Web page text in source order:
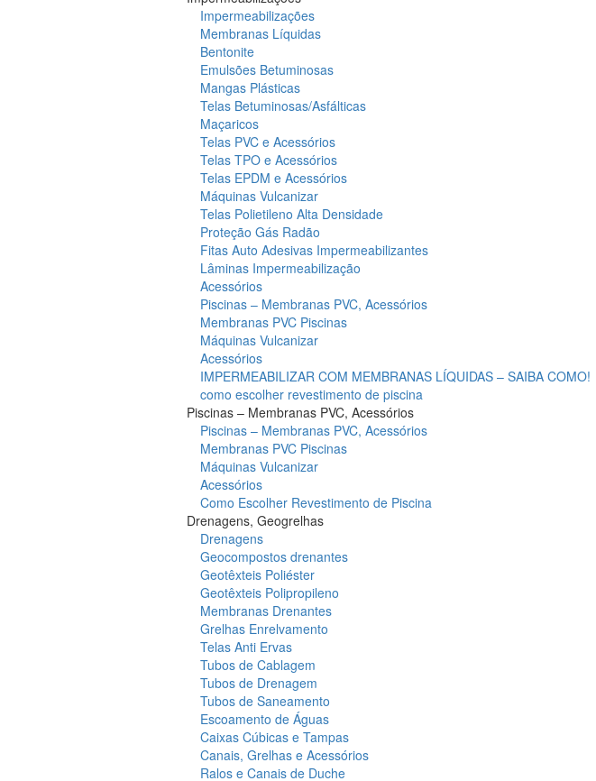
Impermeabilizações
Membranas Líquidas
Bentonite
Emulsões Betuminosas
Mangas Plásticas
Telas Betuminosas/Asfálticas
Maçaricos
Telas PVC e Acessórios
Telas TPO e Acessórios
Telas EPDM e Acessórios
Máquinas Vulcanizar
Telas Polietileno Alta Densidade
Proteção Gás Radão
Fitas Auto Adesivas Impermeabilizantes
Lâminas Impermeabilização
Acessórios
Piscinas – Membranas PVC, Acessórios
Membranas PVC Piscinas
Máquinas Vulcanizar
Acessórios
IMPERMEABILIZAR COM MEMBRANAS LÍQUIDAS – SAIBA COMO!
como escolher revestimento de piscina
Piscinas – Membranas PVC, Acessórios
Piscinas – Membranas PVC, Acessórios
Membranas PVC Piscinas
Máquinas Vulcanizar
Acessórios
Como Escolher Revestimento de Piscina
Drenagens, Geogrelhas
Drenagens
Geocompostos drenantes
Geotêxteis Poliéster
Geotêxteis Polipropileno
Membranas Drenantes
Grelhas Enrelvamento
Telas Anti Ervas
Tubos de Cablagem
Tubos de Drenagem
Tubos de Saneamento
Escoamento de Águas
Caixas Cúbicas e Tampas
Canais, Grelhas e Acessórios
Ralos e Canais de Duche